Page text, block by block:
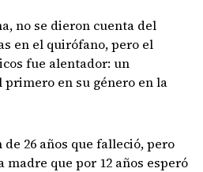
no se dieron cuenta del
en el quirófano, pero el
fue alentador: un
en su género en la
26 años que falleció, pero
madre que por 12 años esperó